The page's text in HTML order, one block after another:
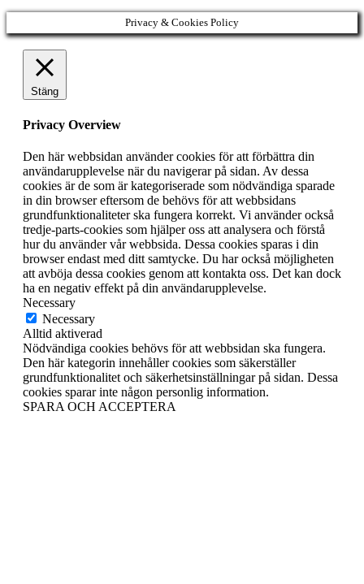
Privacy & Cookies Policy
Stäng
Privacy Overview
Den här webbsidan använder cookies för att förbättra din
användarupplevelse när du navigerar på sidan. Av dessa
cookies är de som är kategoriserade som nödvändiga sparade
in din browser eftersom de behövs för att webbsidans
grundfunktionaliteter ska fungera korrekt. Vi använder också
tredje-parts-cookies som hjälper oss att analysera och förstå
hur du använder vår webbsida. Dessa cookies sparas i din
browser endast med ditt samtycke. Du har också möjligheten
att avböja dessa cookies genom att kontakta oss. Det kan dock
ha en negativ effekt på din användarupplevelse.
Necessary
Necessary
Alltid aktiverad
Nödvändiga cookies behövs för att webbsidan ska fungera.
Den här kategorin innehåller cookies som säkerställer
grundfunktionalitet och säkerhetsinställningar på sidan. Dessa
cookies sparar inte någon personlig information.
SPARA OCH ACCEPTERA